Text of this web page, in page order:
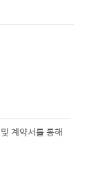
계약서를 통해